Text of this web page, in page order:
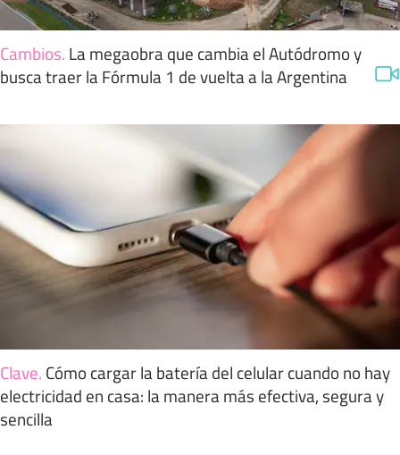
Cambios. La megaobra que cambia el Autódromo y
busca traer la Fórmula 1 de vuelta a la Argentina
Clave. Cómo cargar la batería del celular cuando no hay
electricidad en casa: la manera más efectiva, segura y
sencilla